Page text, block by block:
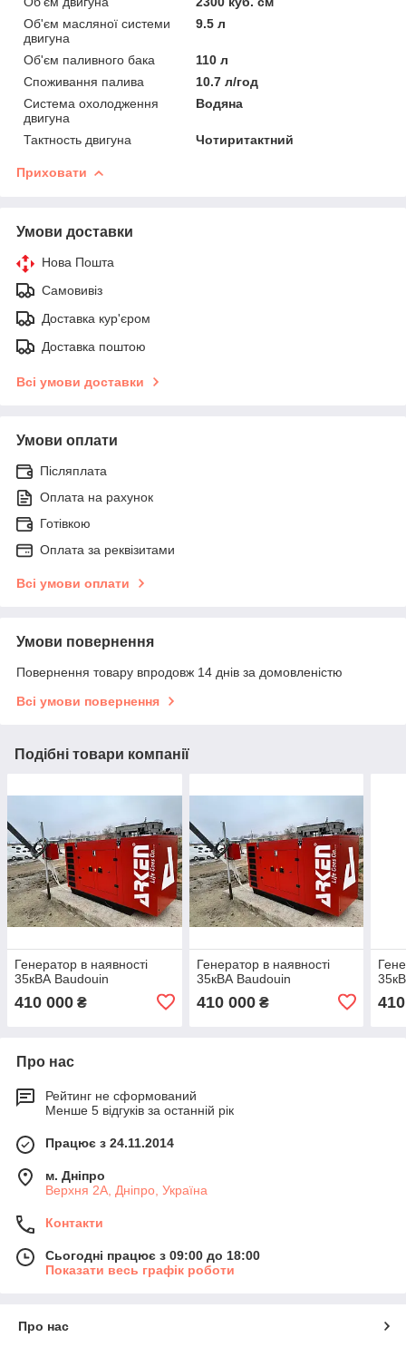
Об'єм масляної системи
двигуна
9.5 л
Об'єм паливного бака
110 л
Споживання палива
10.7 л/год
Система охолодження
двигуна
Водяна
Тактность двигуна Чотиритактний
Приховати
Умови доставки
Нова Пошта
Самовивіз
Доставка кур'єром
Доставка поштою
Всі умови доставки
Умови оплати
Післяплата
Оплата на рахунок
Готівкою
Оплата за реквізитами
Всі умови оплати
Умови повернення
Повернення товару впродовж 14 днів за домовленістю
Всі умови повернення
Подібні товари компанії
Генератор в наявності
35кВА Baudouin
410 000 ₴
Генератор в наявності
35кВА Baudouin
410 000₴
Про нас
Рейтинг не сформований
Менше 5 відгуків за останній рік
Працює з 24.11.2014
м. Дніпро
Верхня 2А, Дніпро, Україна
Контакти
Сьогодні працює з 09:00 до 18:00
Показати весь графік роботи
Про нас